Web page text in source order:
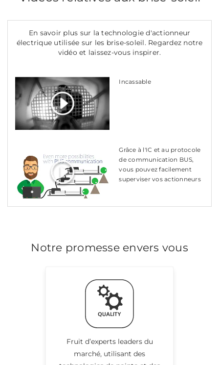
En savoir plus sur la technologie d'actionneur
électrique utilisée sur les brise-soleil. Regardez notre
vidéo et laissez-vous inspirer.
Incassable
Grâce à l'IC et au protocole
de communication BUS,
vous pouvez facilement
superviser vos actionneurs
Notre promesse envers vous
Fruit d’experts leaders du
marché, utilisant des